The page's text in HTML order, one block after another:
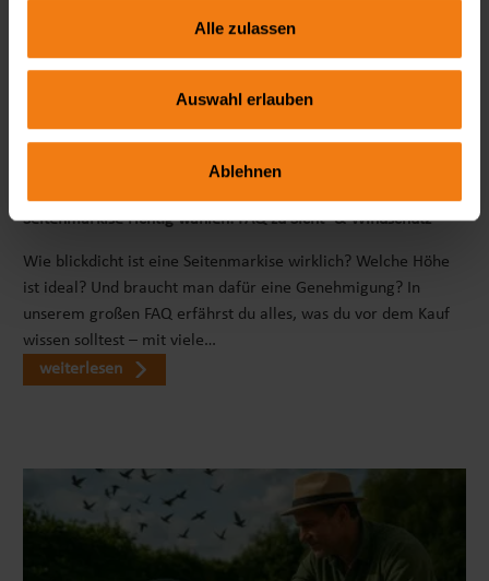
Alle zulassen
Auswahl erlauben
Ablehnen
Seitenmarkise richtig wählen: FAQ zu Sicht- & Windschutz
Wie blickdicht ist eine Seitenmarkise wirklich? Welche Höhe
ist ideal? Und braucht man dafür eine Genehmigung? In
unserem großen FAQ erfährst du alles, was du vor dem Kauf
wissen solltest – mit viele…
weiterlesen